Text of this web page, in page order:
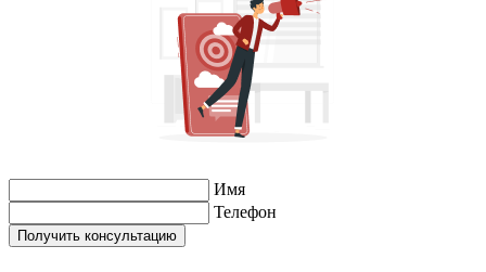
Имя
Телефон